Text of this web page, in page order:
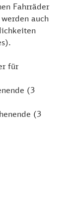
Fahrräder
auch
für
(3
(3